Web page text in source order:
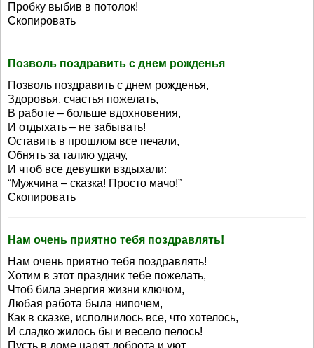
Пробку выбив в потолок!
Скопировать
Позволь поздравить с днем рожденья
Позволь поздравить с днем рожденья,
Здоровья, счастья пожелать,
В работе – больше вдохновения,
И отдыхать – не забывать!
Оставить в прошлом все печали,
Обнять за талию удачу,
И чтоб все девушки вздыхали:
“Мужчина – сказка! Просто мачо!”
Скопировать
Нам очень приятно тебя поздравлять!
Нам очень приятно тебя поздравлять!
Хотим в этот праздник тебе пожелать,
Чтоб била энергия жизни ключом,
Любая работа была нипочем,
Как в сказке, исполнилось все, что хотелось,
И сладко жилось бы и весело пелось!
Пусть в доме царят доброта и уют,